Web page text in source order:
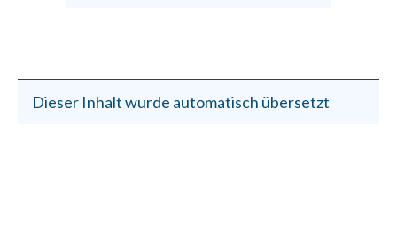
Dieser Inhalt wurde automatisch übersetzt